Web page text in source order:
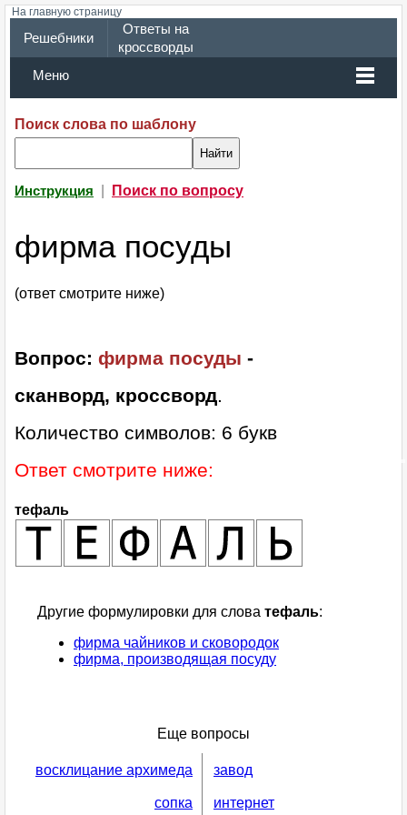
На главную страницу
Решебники
Ответы на
кроссворды
Меню
Поиск слова по шаблону
Инструкция Поиск по вопросу
фирма посуды
(ответ смотрите ниже)
Вопрос: фирма посуды -
сканворд, кроссворд.
Количество символов: 6 букв
Ответ смотрите ниже:
тефаль
Другие формулировки для слова тефаль:
фирма чайников и сковородок
фирма, производящая посуду
Еще вопросы
восклицание архимеда
сопка
завод
интернет